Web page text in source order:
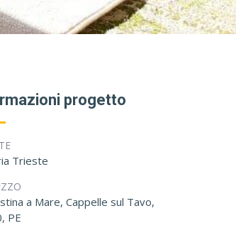
progetto
Trieste
a Mare, Cappelle sul Tavo,
PE